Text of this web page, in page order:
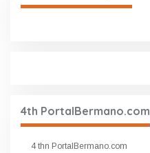
4th PortalBermano.com
4 thn PortalBermano.com